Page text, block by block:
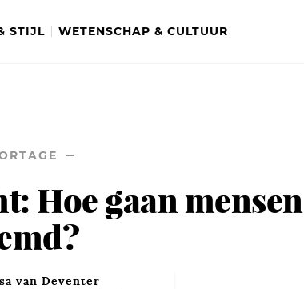
STIJL WETENSCHAP & CULTUUR
Hoe gaan mensen
van Deventer